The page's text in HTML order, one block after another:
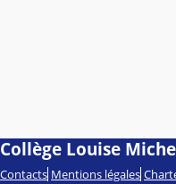
Collège Louise
Contacts Mentions légales